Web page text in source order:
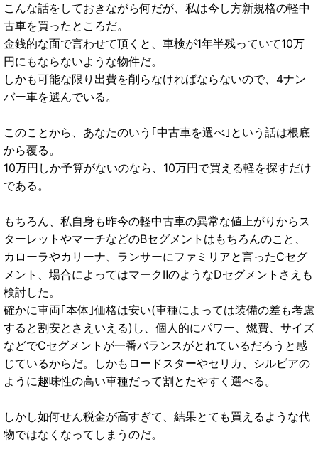
こんな話をしておきながら何だが、私は今し方新規格の軽中
古車を買ったところだ。
金銭的な面で言わせて頂くと、車検が1年半残っていて10万
円にもならないような物件だ。
しかも可能な限り出費を削らなければならないので、4ナン
バー車を選んでいる。
このことから、あなたのいう｢中古車を選べ｣という話は根底
から覆る。
10万円しか予算がないのなら、10万円で買える軽を探すだけ
である。
もちろん、私自身も昨今の軽中古車の異常な値上がりからス
ターレットやマーチなどのBセグメントはもちろんのこと、
カローラやカリーナ、ランサーにファミリアと言ったCセグ
メント、場合によってはマークⅡのようなDセグメントさえも
検討した。
確かに車両｢本体｣価格は安い(車種によっては装備の差も考慮
すると割安とさえいえる)し、個人的にパワー、燃費、サイズ
などでCセグメントが一番バランスがとれているだろうと感
じているからだ。しかもロードスターやセリカ、シルビアの
ように趣味性の高い車種だって割とたやすく選べる。
しかし如何せん税金が高すぎて、結果とても買えるような代
物ではなくなってしまうのだ。